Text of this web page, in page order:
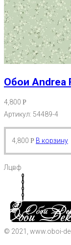
Обои Andrea
4,800 Р
Артикул: 54489-4
4,800 Р В корзину
Лцвф
© 2021, www.oboi-